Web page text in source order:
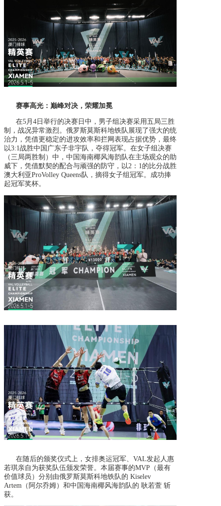
赛事高光：巅峰对决，荣耀加冕
在5月4日举行的决赛日中，男子组决赛采用五局三胜
制，战况异常激烈。俄罗斯莫斯科地铁队展现了强大的统
治力，凭借更稳定的进攻效率和拦网表现占据优势，最终
以3:1战胜中国广东子非宇队，夺得冠军。在女子组决赛
（三局两胜制）中，中国海南椰风海韵队在主场观众的助
威下，凭借默契的配合与顽强的防守，以2：1的比分战胜
澳大利亚ProVolley Queens队，摘得女子组冠军。成功捧
起冠军奖杯。
在随后的颁奖仪式上，女排奥运冠军、 VAL发起人惠
若琪亲自为获奖队伍颁发荣誉。本届赛事的MVP（最有
价值球员）分别由俄罗斯莫斯科地铁队的 Kiselev
Artem（阿尔乔姆）和中国海南椰风海韵队的 耿若萱 斩
获。